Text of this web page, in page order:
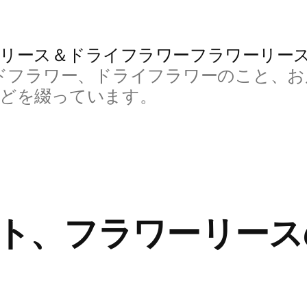
ース＆ドライフラワーフラワーリー
ラワー、ドライフラワーのこと、
を綴っています。
、フラワーリー